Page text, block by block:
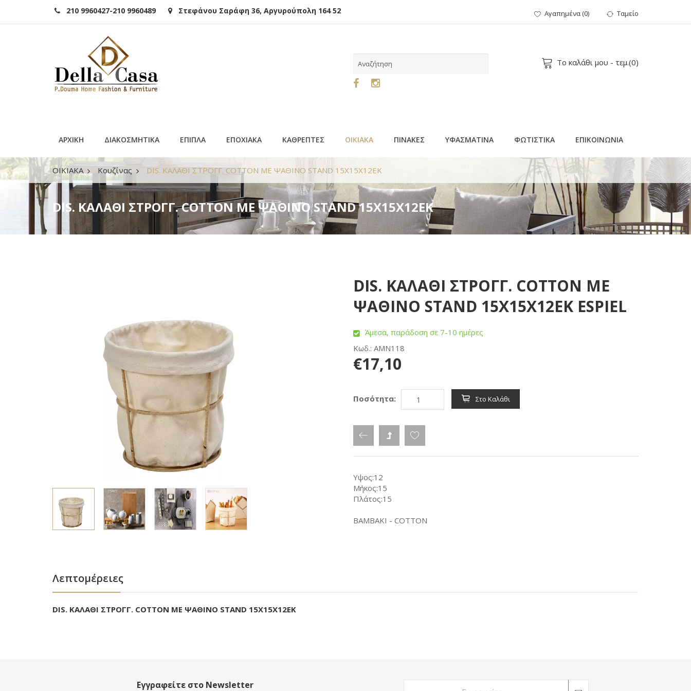
210 9960427-210 9960489 Στεφάνου Σαράφη 36, Αργυρούπολη 164 52 Αγαπημένα(0) Ταμείο
Το καλάθι μου - τεμ.(0)
ΑΡΧΙΚΗ ΔΙΑΚΟΣΜΗΤΙΚΑ ΕΠΙΠΛΑ ΕΠΟΧΙΑΚΑ ΚΑΘΡΕΠΤΕΣ ΟΙΚΙΑΚΑ ΠΙΝΑΚΕΣ ΥΦΑΣΜΑΤΙΝΑ ΦΩΤΙΣΤΙΚΑ ΕΠΙΚΟΙΝΩΝΙΑ
ΟΙΚΙΑΚΑ Κουζίνας DIS. ΚΑΛΑΘΙ ΣΤΡΟΓΓ. COTTON ΜΕ ΨΑΘΙΝΟ STAND 15X15X12EK
DIS. ΚΑΛΑΘΙ ΣΤΡΟΓΓ. COTTON ΜΕ ΨΑΘΙΝΟ STAND 15X15X12EK
DIS. ΚΑΛΑΘΙ ΣΤΡΟΓΓ. COTTON ΜΕ
ΨΑΘΙΝΟ STAND 15X15X12EK ESPIEL
Άμεσα, παράδοση σε 7-10 ημέρες
Κωδ.: AMN118
€17,10
Ποσότητα: Στο Καλάθι
Υψος:12
Μήκος:15
Πλάτος:15
ΒΑΜΒΑΚΙ - COTTON
Λεπτομέρειες
DIS. ΚΑΛΑΘΙ ΣΤΡΟΓΓ. COTTON ΜΕ ΨΑΘΙΝΟ STAND 15X15X12EK
Εγγραφείτε στο Newsletter